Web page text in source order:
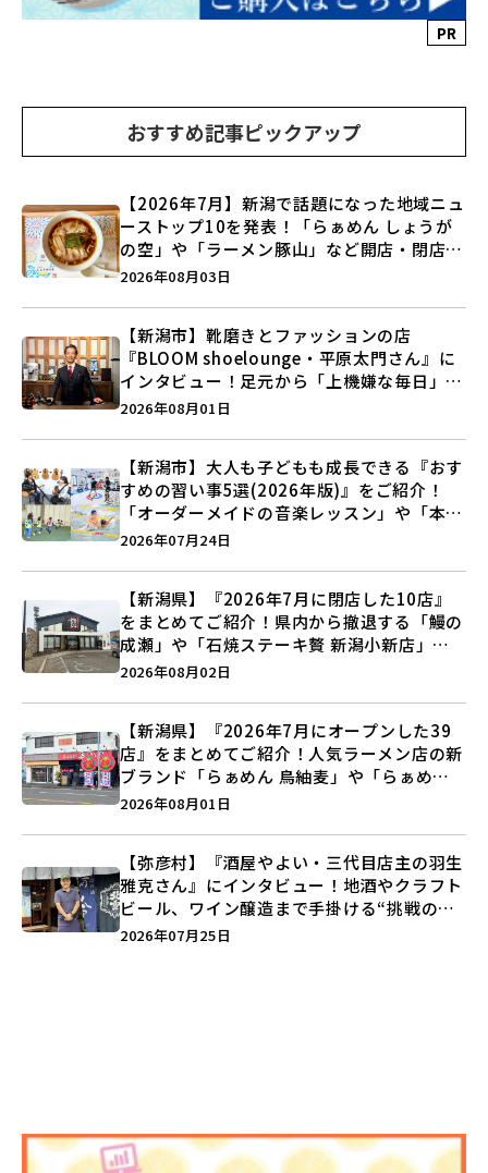
PR
おすすめ記事ピックアップ
【2026年7月】新潟で話題になった地域ニュ
ーストップ10を発表！「らぁめん しょうが
の空」や「ラーメン豚山」など開店・閉店の
注目記事をランキングでご紹介♪
2026年08月03日
【新潟市】靴磨きとファッションの店
『BLOOM shoelounge・平原太門さん』に
インタビュー！足元から「上機嫌な毎日」を
つくる装いの提案とは？
2026年08月01日
【新潟市】大人も子どもも成長できる『おす
すめの習い事5選(2026年版)』をご紹介！
「オーダーメイドの音楽レッスン」や「本格
キックボクシング」で新しい自分を見つけよ
2026年07月24日
【新潟県】『2026年7月に閉店した10店』
をまとめてご紹介！県内から撤退する「鰻の
成瀬」や「石焼ステーキ贅 新潟小新店」が
営業に幕…。
2026年08月02日
【新潟県】『2026年7月にオープンした39
店』をまとめてご紹介！人気ラーメン店の新
ブランド「らぁめん 鳥紬麦」や「らぁめん
しょうがの空」など盛りだくさん♪
2026年08月01日
【弥彦村】『酒屋やよい・三代目店主の羽生
雅克さん』にインタビュー！地酒やクラフト
ビール、ワイン醸造まで手掛ける“挑戦の歴
史”に迫る♪
2026年07月25日